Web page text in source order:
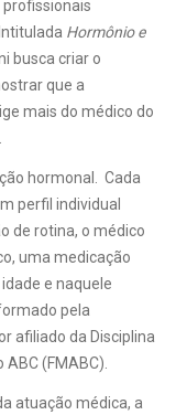
Hormônio e
busca criar o
que a
mais do médico do
hormonal. Cada
perfil individual
de rotina, o médico
uma medicação
e naquele
pela
afiliado da Disciplina
(FMABC).
atuação médica, a